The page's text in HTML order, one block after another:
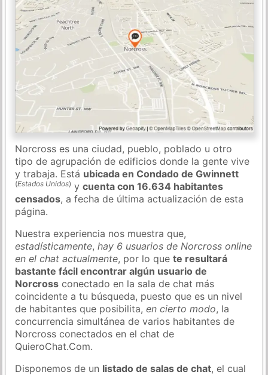
Norcross es una ciudad, pueblo, poblado u otro
tipo de agrupación de edificios donde la gente vive
y trabaja. Está ubicada en Condado de Gwinnett
(Estados Unidos) ycuenta con 16.634 habitantes
censados, a fecha de última actualización de esta
página.
Nuestra experiencia nos muestra que,
estadísticamente,hay 6 usuarios de Norcross online
en el chat actualmente, por lo quete resultará
bastante fácil encontrar algún usuario de
Norcross conectado en la sala de chat más
coincidente a tu búsqueda, puesto que es un nivel
de habitantes que posibilita,en cierto modo, la
concurrencia simultánea de varios habitantes de
Norcross conectados en el chat de
QuieroChat.Com.
Disponemos de un listado de salas de chat, el cual